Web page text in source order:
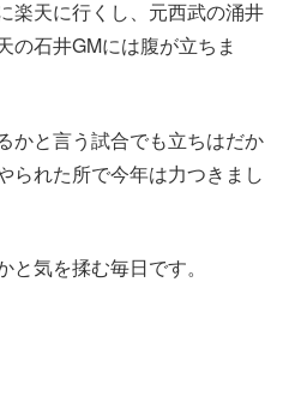
楽天に行くし、元西武の涌井
の石井GMには腹が立ちま
かと言う試合でも立ちはだか
られた所で今年は力つきまし
気を揉む毎日です。